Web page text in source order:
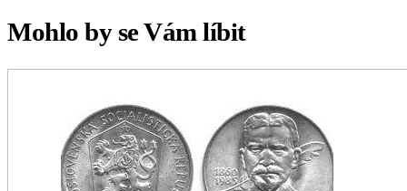
Mohlo by se Vám líbit